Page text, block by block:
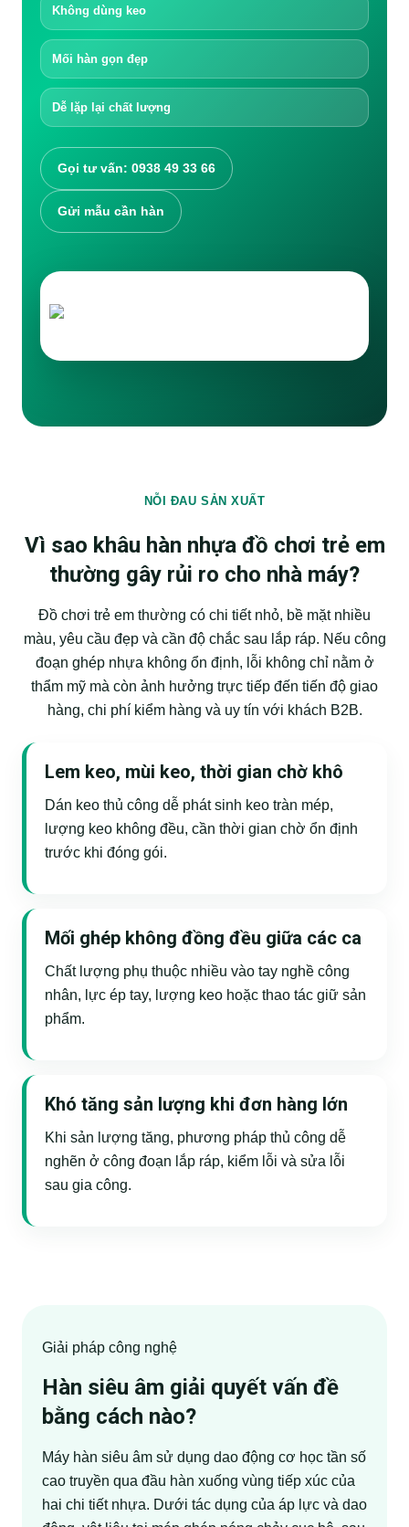
ไทย
Tìm kiếm:
Không dùng keo
Mối hàn gọn đẹp
Dễ lặp lại chất lượng
Gọi tư vấn: 0938 49 33 66
Gửi mẫu cần hàn
NỖI ĐAU SẢN XUẤT
Vì sao khâu hàn nhựa đồ chơi trẻ em
thường gây rủi ro cho nhà máy?
Đồ chơi trẻ em thường có chi tiết nhỏ, bề mặt nhiều
màu, yêu cầu đẹp và cần độ chắc sau lắp ráp. Nếu công
đoạn ghép nhựa không ổn định, lỗi không chỉ nằm ở
thẩm mỹ mà còn ảnh hưởng trực tiếp đến tiến độ giao
hàng, chi phí kiểm hàng và uy tín với khách B2B.
Lem keo, mùi keo, thời gian chờ khô
Dán keo thủ công dễ phát sinh keo tràn mép,
lượng keo không đều, cần thời gian chờ ổn định
trước khi đóng gói.
Mối ghép không đồng đều giữa các ca
Chất lượng phụ thuộc nhiều vào tay nghề công
nhân, lực ép tay, lượng keo hoặc thao tác giữ sản
phẩm.
Khó tăng sản lượng khi đơn hàng lớn
Khi sản lượng tăng, phương pháp thủ công dễ
nghẽn ở công đoạn lắp ráp, kiểm lỗi và sửa lỗi
sau gia công.
Giải pháp công nghệ
Hàn siêu âm giải quyết vấn đề
bằng cách nào?
Máy hàn siêu âm sử dụng dao động cơ học tần số
cao truyền qua đầu hàn xuống vùng tiếp xúc của
hai chi tiết nhựa. Dưới tác dụng của áp lực và dao